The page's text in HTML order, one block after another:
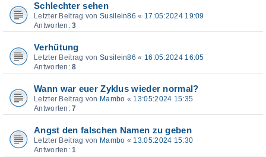
Schlechter sehen
Letzter Beitrag von Susilein86 « 17:05:2024 19:09
Antworten:3
Verhütung
Letzter Beitrag von Susilein86 « 16:05:2024 16:05
Antworten:8
Wann war euer Zyklus wieder normal?
Letzter Beitrag von Mambo « 13:05:2024 15:35
Antworten:7
Angst den falschen Namen zu geben
Letzter Beitrag von Mambo « 13:05:2024 15:30
Antworten:1